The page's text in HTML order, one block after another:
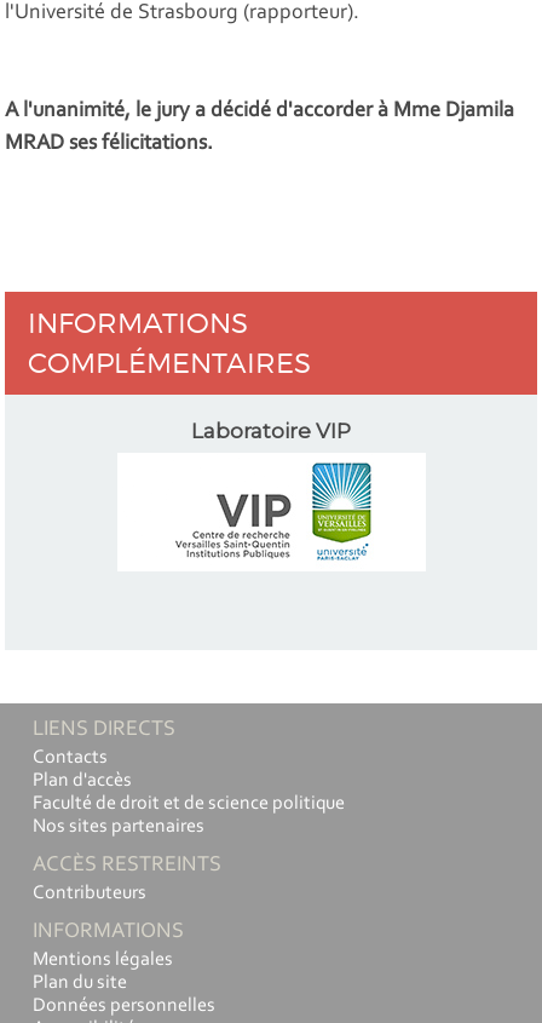
l'Université de Strasbourg (rapporteur).
A l'unanimité, le jury a décidé d'accorder à Mme Djamila
MRAD ses félicitations.
INFORMATIONS
COMPLÉMENTAIRES
Laboratoire VIP
LIENS DIRECTS
Contacts
Plan d'accès
Faculté de droit et de science politique
Nos sites partenaires
ACCÈS RESTREINTS
Contributeurs
INFORMATIONS
Mentions légales
Plan du site
Données personnelles